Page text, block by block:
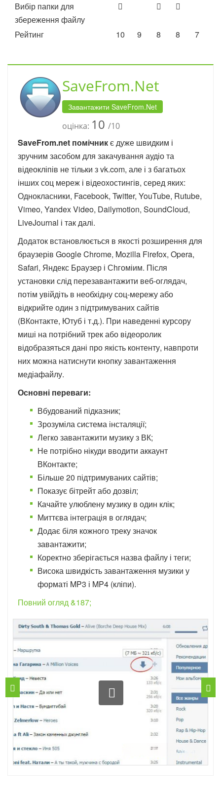
Вибір папки для
збереження файлу
Рейтинг
10 9 8 8 7
SaveFrom.Net
Завантажити SaveFrom.Net
оцінка: 10 /10
SaveFrom.net помічникє дуже швидким і
зручним засобом для закачування аудіо та
відеокліпів не тільки з vk.com, але і з багатьох
інших соц мереж і відеохостингів, серед яких:
Однокласники, Facebook, Twitter, YouTube, Rutube,
Vimeo, Yandex Video, Dailymotion, SoundCloud,
LiveJournal і так далі.
Додаток встановлюється в якості розширення для
браузерів Google Chrome, Mozilla Firefox, Opera,
Safari, Яндекс Браузер і Сһгоміим. Після
установки слід перезавантажити веб-оглядач,
потім увійдіть в необхідну соц-мережу або
відкрийте один з підтримуваних сайтів
(ВКонтакте, Ютуб і т.д.). При наведенні курсору
миші на потрібний трек або відеоролик
відобразяться дані про якість контенту, навпроти
них можна натиснути кнопку завантаження
медіафайлу.
Основні переваги:
Вбудований підказник;
Зрозуміла система інсталяції;
Легко завантажити музику з ВК;
Не потрібно нікуди вводити аккаунт
ВКонтакте;
Більше 20 підтримуваних сайтів;
Показує бітрейт або дозвіл;
Качайте улюблену музику в один клік;
Миттєва інтеграція в оглядач;
Додає біля кожного треку значок
завантажити;
Коректно зберігається назва файлу і теги;
Висока швидкість завантаження музики у
форматі MP3 і MP4 (кліпи).
Повний огляд &187;